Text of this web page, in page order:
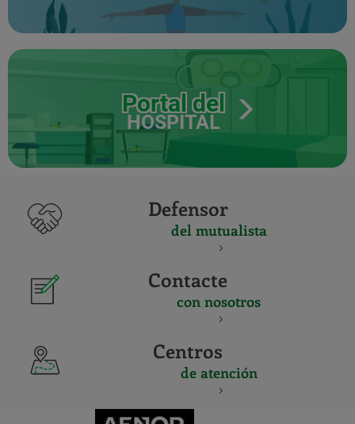
Portal del
HOSPITAL
Defensor
del mutualista
Contacte
con nosotros
Centros
de atención